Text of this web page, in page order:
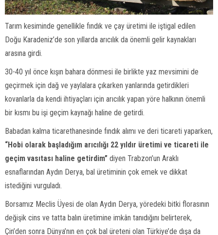
Tarım kesiminde genellikle fındık ve çay üretimi ile iştigal edilen
Doğu Karadeniz’de son yıllarda arıcılık da önemli gelir kaynakları
arasına girdi.
30-40 yıl önce kışın bahara dönmesi ile birlikte yaz mevsimini de
geçirmek için dağ ve yaylalara çıkarken yanlarında getirdikleri
kovanlarla da kendi ihtiyaçları için arıcılık yapan yöre halkının önemli
bir kısmı bu işi geçim kaynağı haline de getirdi.
Babadan kalma ticarethanesinde fındık alımı ve deri ticareti yaparken,
“Hobi olarak başladığım arıcılığı 22 yıldır üretimi ve ticareti ile
geçim vasıtası haline getirdim” diyen Trabzon’un Araklı
esnaflarından Aydın Derya, bal üretiminin çok emek ve dikkat
istediğini vurguladı.
Borsamız Meclis Üyesi de olan Aydın Derya, yöredeki bitki florasının
değişik cins ve tatta balın üretimine imkân tanıdığını belirterek,
Çin’den sonra Dünya’nın en çok bal üreteni olan Türkiye’de dışa da